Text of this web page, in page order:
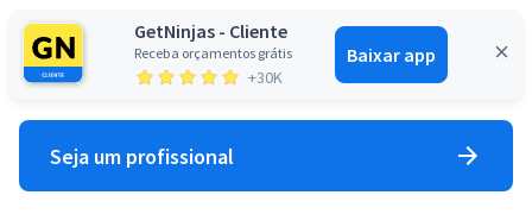
GetNinjas - Cliente
Receba orçamentos grátis
+30K
Baixar app
Entrar
Seja um profissional